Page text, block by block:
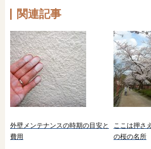
関連記事
外壁メンテナンスの時期の目安と
費用
ここは押さ
の桜の名所